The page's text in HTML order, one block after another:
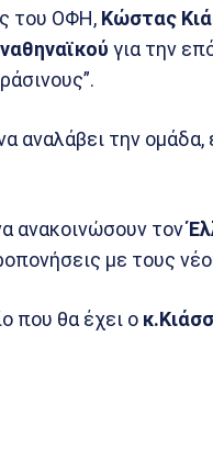
του ΟΦΗ, Κώστας
για την
αναλάβει την
ανακοινώσουν τον
με τους
που θα έχει ο